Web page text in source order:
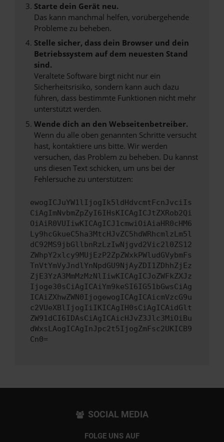
Starte dein Gerät neu.
Das kann manchmal helfen, vorübergehende
Probleme zu beheben.
Stelle sicher, dass dein Browser und dein
Betriebssystem auf dem neuesten Stand
sind.
Veraltete Software birgt nicht nur ein
Sicherheitsrisiko, sondern kann auch dazu
führen, dass bestimmte Funktionen nicht mehr
unterstützt werden.
Wende dich an den Webseitenbetreiber.
Wenn du alle oben genannten Schritte versucht
hast, kontaktiere uns bitte. Wir werden
versuchen, das Problem zu beheben. Du kannst
uns diesen Text schicken, um uns bei der
Fehlersuche zu unterstützen:
ewogICJuYW1lIjogIk5ldHdvcmtFcnJvciIs
CiAgImNvbmZpZyI6IHsKICAgICJtZXRob2Qi
OiAiR0VUIiwKICAgICJ1cmwiOiAiaHR0cHM6
Ly9hcGkueC5ha3MtcHJvZC5hdWRhcmlzLm5l
dC92MS9jbGllbnRzLzIwNjgvd2Vic2l0ZS12
ZWhpY2xlcy9MUjEzP2ZpZWxkPWludGVybmFs
TnVtYmVyJndlYnNpdGU9NjAyZDI1ZDhhZjEz
ZjE3YzA3MmMzMzNlIiwKICAgICJoZWFkZXJz
Ijoge30sCiAgICAiYm9keSI6IG51bGwsCiAg
ICAiZXhwZWN0IjogewogICAgICAicmVzcG9u
c2VUeXBlIjogIiIKICAgIH0sCiAgICAidGlt
ZW91dCI6IDAsCiAgICAicHJvZ3Jlc3MiOiBu
dWxsLAogICAgInJpc2t5IjogZmFsc2UKICB9
Cn0=
SOCIAL MEDIA
FOLGE UNS AUF